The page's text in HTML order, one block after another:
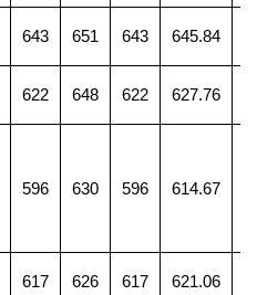
643 651 643 645.84
622 648 622 627.76
596 630 596 614.67
617 626 617 621.06